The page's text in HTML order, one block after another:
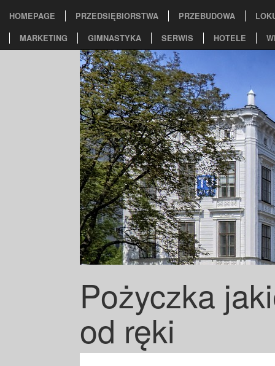
HOMEPAGE PRZEDSIĘBIORSTWA PRZEBUDOWA
MARKETING
GIMNASTYKA SERWIS HOTELE
Pożyczka
od ręki